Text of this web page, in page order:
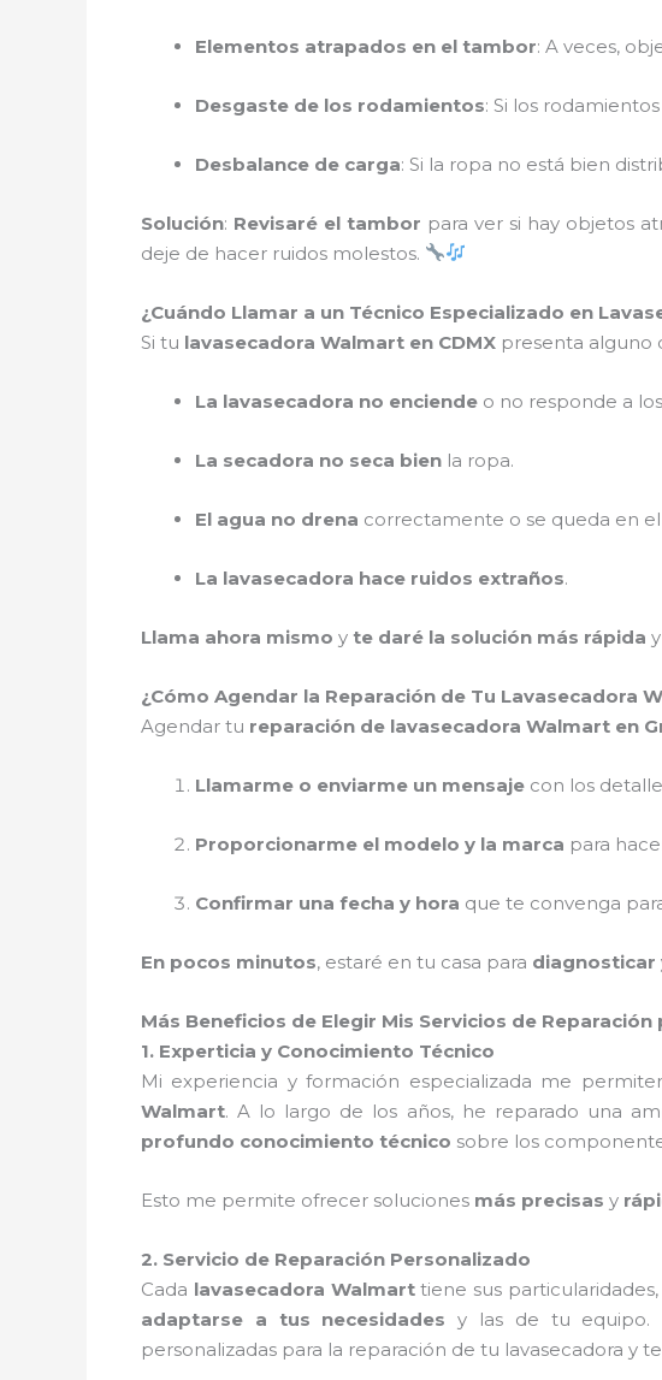
Elementos atrapados en el tambor: A veces,
Desgaste de los rodamientos: Si los
Desbalance de carga: Si la ropa no está bien
Solución: Revisaré el tambor para ver si hay objetos
deje de hacer ruidos molestos.
¿Cuándo Llamar a un Técnico Especializado en
Si tu lavasecadora Walmart en CDMX presenta alguno
La lavasecadora no enciende o no responde a
La secadora no seca bien la ropa.
El agua no drena correctamente o se queda en
La lavasecadora hace ruidos extraños.
Llama ahora mismo y te daré la solución más rápida
¿Cómo Agendar la Reparación de Tu Lavasecadora
Agendar tu reparación de lavasecadora Walmart en
Llamarme o enviarme un mensaje con los
Proporcionarme el modelo y la marca para
Confirmar una fecha y hora que te convenga
En pocos minutos, estaré en tu casa para diagnosticar
Más Beneficios de Elegir Mis Servicios de
1. Experticia y Conocimiento Técnico
Mi experiencia y formación especializada me
Walmart. A lo largo de los años, he reparado una
profundo conocimiento técnico sobre los
Esto me permite ofrecer soluciones más precisas y
2. Servicio de Reparación Personalizado
Cada lavasecadora Walmarttiene sus
adaptarse a tus necesidades y las de tu equipo.
personalizadas para la reparación de tu lavasecadora y